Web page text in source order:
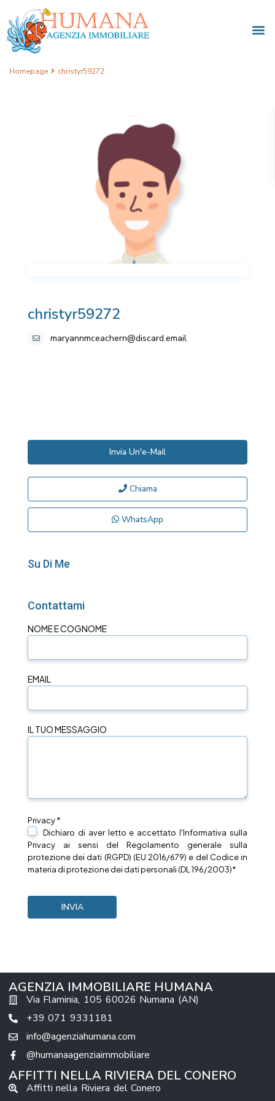
Homepage christyr59272
christyr59272
maryannmceachern@discard.email
Invia Un'e-Mail
Chiama
WhatsApp
Su Di Me
Contattami
NOME E COGNOME
EMAIL
IL TUO MESSAGGIO
Privacy *
Dichiaro di aver letto e accettato l'Informativa sulla
Privacy ai sensi del Regolamento generale sulla
protezione dei dati (RGPD) (EU 2016/679) e del Codice in
materia di protezione dei dati personali (DL 196/2003)*
AGENZIA IMMOBILIARE HUMANA
Via Flaminia, 105 60026 Numana (AN)
+39 071 9331181
info@agenziahumana.com
@humanaagenziaimmobiliare
AFFITTI NELLA RIVIERA DEL CONERO
Affitti nella Riviera del Conero